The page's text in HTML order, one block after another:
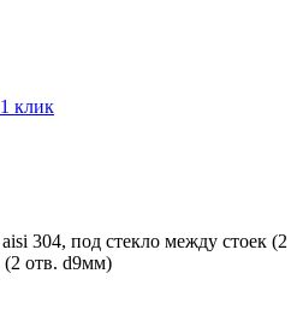
клик
304, под стекло между стоек (2
(2 отв. d9мм)